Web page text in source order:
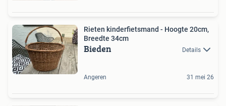
Rieten kinderfietsmand - Hoogte 20cm,
Breedte 34cm
Bieden Details
Angeren 31 mei 26